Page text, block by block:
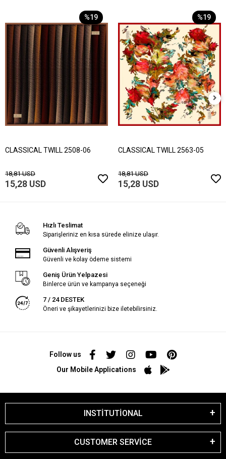
%19
CLASSICAL TWILL 2508-06
18,81 USD
15,28 USD
%19
CLASSICAL TWILL 2563-05
18,81 USD
15,28 USD
Hızlı Teslimat
Siparişleriniz en kısa sürede elinize ulaşır.
Güvenli Alışveriş
Güvenli ve kolay ödeme sistemi
Geniş Ürün Yelpazesi
Binlerce ürün ve kampanya seçeneği
7 / 24 DESTEK
Öneri ve şikayetlerinizi bize iletebilirsiniz.
Follow us
Our Mobile Applications
INSTİTUTİONAL
CUSTOMER SERVİCE